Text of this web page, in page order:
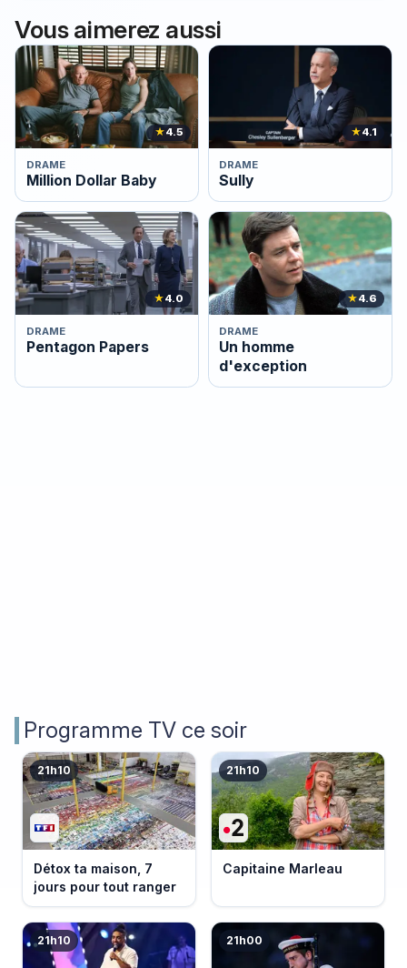
Vous aimerez aussi
★4.5
DRAME
Million Dollar Baby
★4.1
DRAME
Sully
★4.0
DRAME
Pentagon Papers
★4.6
DRAME
Un homme
d'exception
Programme TV ce soir
21h10
Détox ta maison, 7
jours pour tout ranger
21h10
Capitaine Marleau
21h10 21h00